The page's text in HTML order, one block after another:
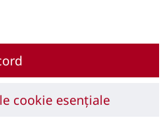
cookie esențiale